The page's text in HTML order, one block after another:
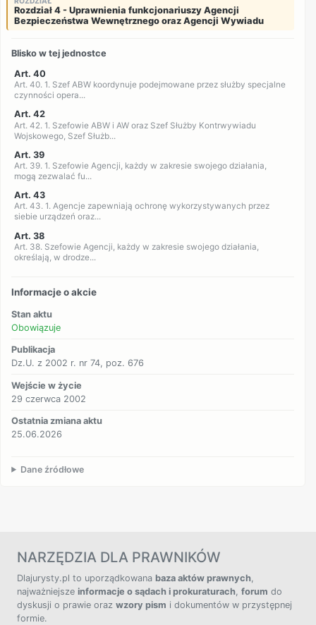
Rozdział 4 - Uprawnienia funkcjonariuszy Agencji
Bezpieczeństwa Wewnętrznego oraz Agencji Wywiadu
Blisko w tej jednostce
Art. 40
Art. 40. 1. Szef ABW koordynuje podejmowane przez służby specjalne
czynności opera...
Art. 42
Art. 42. 1. Szefowie ABW i AW oraz Szef Służby Kontrwywiadu
Wojskowego, Szef Służb...
Art. 39
Art. 39. 1. Szefowie Agencji, każdy w zakresie swojego działania,
mogą zezwalać fu...
Art. 43
Art. 43. 1. Agencje zapewniają ochronę wykorzystywanych przez
siebie urządzeń oraz...
Art. 38
Art. 38. Szefowie Agencji, każdy w zakresie swojego działania,
określają, w drodze...
Informacje o akcie
Stan aktu
Obowiązuje
Publikacja
Dz.U. z 2002 r. nr 74, poz. 676
Wejście w życie
29 czerwca 2002
Ostatnia zmiana aktu
25.06.2026
Dane źródłowe
NARZĘDZIA DLA PRAWNIKÓW
Dlajurysty.pl to uporządkowana baza aktów prawnych,
najważniejsze informacje o sądach i prokuraturach, forum do
dyskusji o prawie oraz wzory pism i dokumentów w przystępnej
formie.